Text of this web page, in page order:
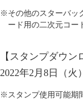
※その他のスターバッ
ード用の二次元コー
【スタンプダウン
2022年2月8日（火
※スタンプ使用可能期